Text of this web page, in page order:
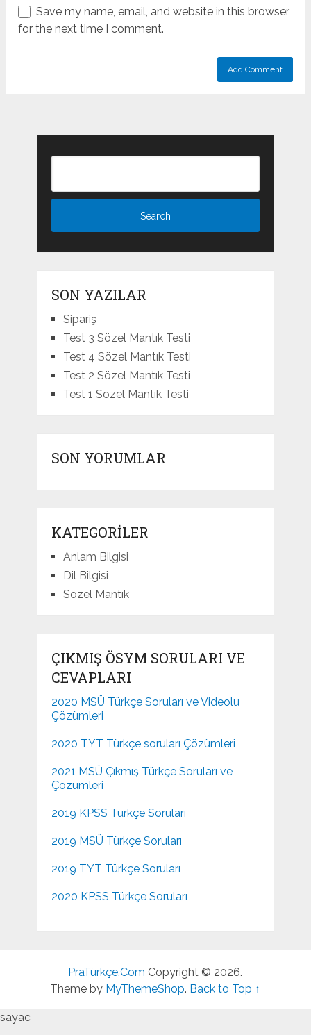
Save my name, email, and website in this browser
for the next time I comment.
SON YAZILAR
Sipariş
Test 3 Sözel Mantık Testi
Test 4 Sözel Mantık Testi
Test 2 Sözel Mantık Testi
Test 1 Sözel Mantık Testi
SON YORUMLAR
KATEGORILER
Anlam Bilgisi
Dil Bilgisi
Sözel Mantık
ÇIKMIŞ ÖSYM SORULARI VE
CEVAPLARI
2020 MSÜ Türkçe Soruları ve Videolu
Çözümleri
2020 TYT Türkçe soruları Çözümleri
2021 MSÜ Çıkmış Türkçe Soruları ve
Çözümleri
2019 KPSS Türkçe Soruları
2019 MSÜ Türkçe Soruları
2019 TYT Türkçe Soruları
2020 KPSS Türkçe Soruları
PraTürkçe.Com Copyright © 2026.
Theme by MyThemeShop. Back to Top ↑
sayac